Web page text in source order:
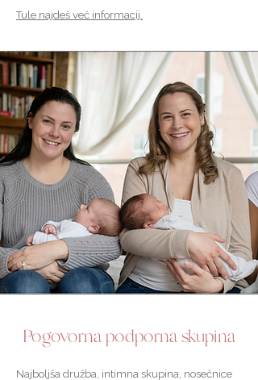
Tule najdeš več informacij.
Pogovorna podporna skupina
Najboljša družba, intimna skupina, nosečnice